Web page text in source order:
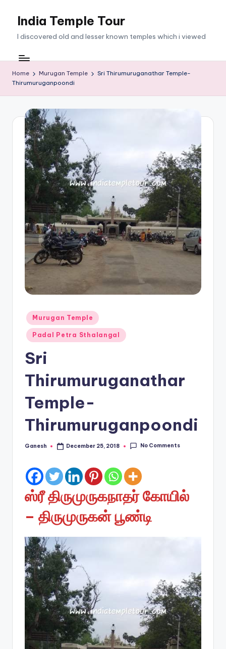
India Temple Tour
I discovered old and lesser known temples which i viewed
Home Murugan Temple
Sri Thirumuruganathar Temple-
Thirumuruganpoondi
Posted
in
Murugan Temple
Padal Petra Sthalangal
Sri
Thirumuruganathar
Temple-
Thirumuruganpoondi
Posted
Ganesh December 25, 2018 No Comments
ஸ்ரீ திருமுருகநாதர் கோயில்
– திருமுருகன் பூண்டி